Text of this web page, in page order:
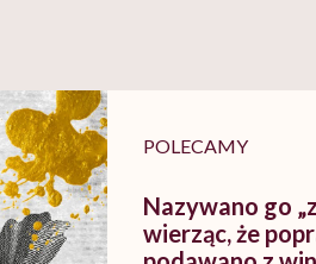
POLECAMY
Nazywano go
wierząc, że